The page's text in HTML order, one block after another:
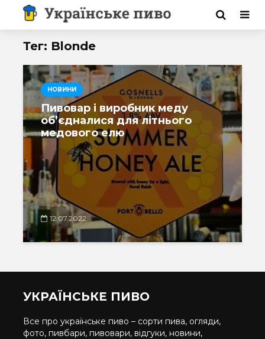
Тег: Blonde
НОВИНИ
Пивовар і виробник меду
об’єдналися для літнього
медового елю
12.07.2022
УКРАЇНСЬКЕ ПИВО
Все про українське пиво – сорти пива, огляди,
фото, пивбари, пивовари, відгуки, новини,